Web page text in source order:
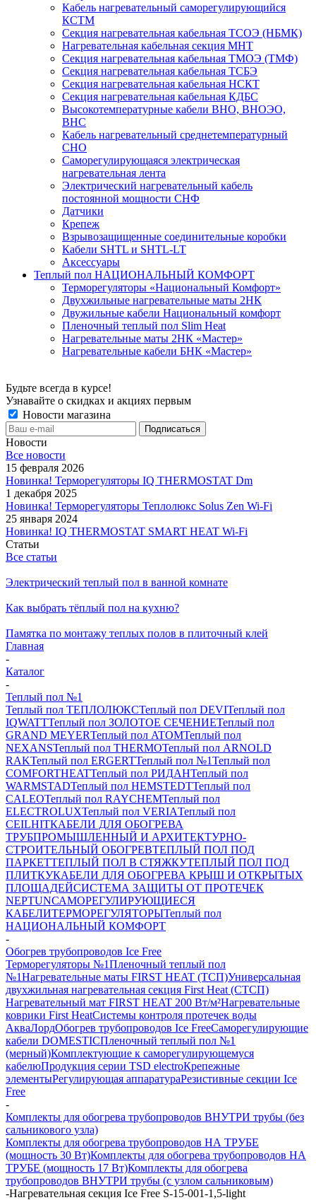
Кабель нагревательный саморегулирующийся
КСТМ
Секция нагревательная кабельная ТСОЭ (НБМК)
Нагревательная кабельная секция МНТ
Секция нагревательная кабельная ТМОЭ (ТМФ)
Секция нагревательная кабельная ТСБЭ
Секция нагревательная кабельная НСКТ
Секция нагревательная кабельная КДБС
Высокотемпературные кабели ВНО, ВНОЭО,
ВНС
Кабель нагревательный среднетемпературный
СНО
Саморегулирующаяся электрическая
нагревательная лента
Электрический нагревательный кабель
постоянной мощности СНФ
Датчики
Крепеж
Взрывозащищенные соединительные коробки
Кабели SHTL и SHTL-LT
Аксессуары
Теплый пол НАЦИОНАЛЬНЫЙ КОМФОРТ
Терморегуляторы «Национальный Комфорт»
Двухжильные нагревательные маты 2НК
Двужильные кабели Национальный комфорт
Пленочный теплый пол Slim Heat
Нагревательные маты 2НК «Мастер»
Нагревательные кабели БНК «Мастер»
Будьте всегда в курсе!
Узнавайте о скидках и акциях первым
Новости магазина
Новости
Все новости
15 февраля 2026
Новинка! Терморегуляторы IQ THERMOSTAT Dm
1 декабря 2025
Новинка! Терморегуляторы Теплолюкс Solus Zen Wi-Fi
25 января 2024
Новинка! IQ THERMOSTAT SMART HEAT Wi-Fi
Статьи
Все статьи
Электрический теплый пол в ванной комнате
Как выбрать тёплый пол на кухню?
Памятка по монтажу теплых полов в плиточный клей
Главная
-
Каталог
-
Теплый пол №1
Теплый пол ТЕПЛОЛЮКСТеплый пол DEVIТеплый пол
IQWATTТеплый пол ЗОЛОТОЕ СЕЧЕНИЕТеплый пол
GRAND MEYERТеплый пол ATOMТеплый пол
NEXANSТеплый пол THERMOТеплый пол ARNOLD
RAKТеплый пол ERGERTТеплый пол №1Теплый пол
COMFORTHEATТеплый пол РИДАНТеплый пол
WARMSTADТеплый пол HEMSTEDTТеплый пол
CALEOТеплый пол RAYCHEMТеплый пол
ELECTROLUXТеплый пол VERIAТеплый пол
CEILHITКАБЕЛИ ДЛЯ ОБОГРЕВА
ТРУБПРОМЫШЛЕННЫЙ И АРХИТЕКТУРНО-
СТРОИТЕЛЬНЫЙ ОБОГРЕВТЕПЛЫЙ ПОЛ ПОД
ПАРКЕТТЕПЛЫЙ ПОЛ В СТЯЖКУТЕПЛЫЙ ПОЛ ПОД
ПЛИТКУКАБЕЛИ ДЛЯ ОБОГРЕВА КРЫШ И ОТКРЫТЫХ
ПЛОЩАДЕЙСИСТЕМА ЗАЩИТЫ ОТ ПРОТЕЧЕК
NEPTUNСАМОРЕГУЛИРУЮЩИЕСЯ
КАБЕЛИТЕРМОРЕГУЛЯТОРЫТеплый пол
НАЦИОНАЛЬНЫЙ КОМФОРТ
-
Обогрев трубопроводов Ice Free
Терморегуляторы №1Пленочный теплый пол
№1Нагревательные маты FIRST HEAT (ТСП)Универсальная
двухжильная нагревательная секция First Heat (СТСП)
Нагревательный мат FIRST HEAT 200 Вт/м²Нагревательные
коврики First HeatСистемы контроля протечек воды
АкваЛордОбогрев трубопроводов Ice FreeСаморегулирующие
кабели DOMESTICПленочный теплый пол №1
(мерный)Комплектующие к саморегулирующемуся
кабелюПродукция серии TSD electroКрепежные
элементыРегулирующая аппаратураРезистивные секции Ice
Free
-
Комплекты для обогрева трубопроводов ВНУТРИ трубы (без
сальникового узла)
Комплекты для обогрева трубопроводов НА ТРУБЕ
(мощность 30 Вт)Комплекты для обогрева трубопроводов НА
ТРУБЕ (мощность 17 Вт)Комплекты для обогрева
трубопроводов ВНУТРИ трубы (с узлом сальниковым)
-Нагревательная секция Ice Free S-15-001-1,5-light